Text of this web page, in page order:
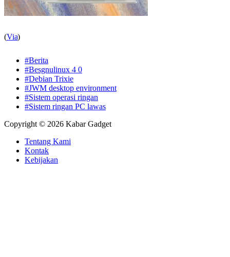
(Via)
#Berita
#Besgnulinux 4 0
#Debian Trixie
#JWM desktop environment
#Sistem operasi ringan
#Sistem ringan PC lawas
Copyright © 2026 Kabar Gadget
Tentang Kami
Kontak
Kebijakan